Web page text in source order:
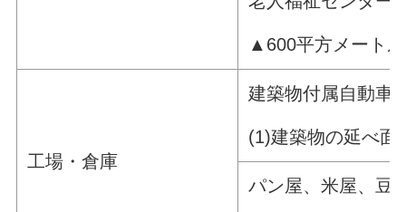
▲600平方メート
工場・倉庫
建築物付属自動車
(1)建築物の延べ面
パン屋、米屋、豆